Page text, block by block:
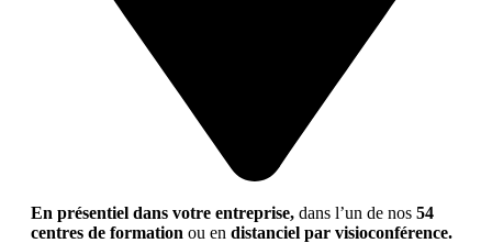
En présentiel dans votre entreprise, dans l’un de nos 54
centres de formation ou en distanciel par visioconférence.